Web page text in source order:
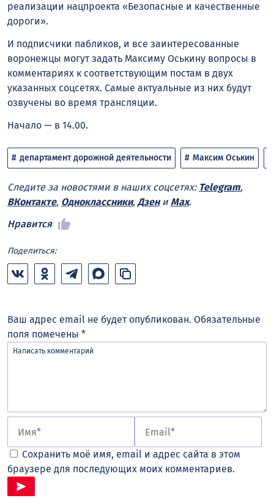
реализации нацпроекта «Безопасные и качественные
дороги».
И подписчики пабликов, и все заинтересованные
воронежцы могут задать Максиму Оськину вопросы в
комментариях к соответствующим постам в двух
указанных соцсетях. Самые актуальные из них будут
озвучены во время трансляции.
Начало — в 14.00.
департамент дорожной деятельности Максим Оськин
Следите за новостями в наших соцсетях: Telegram,
ВКонтакте, Одноклассники, Дзени Max.
Нравится
Поделиться:
Ваш адрес email не будет опубликован. Обязательные
поля помечены *
Сохранить моё имя, email и адрес сайта в этом
браузере для последующих моих комментариев.